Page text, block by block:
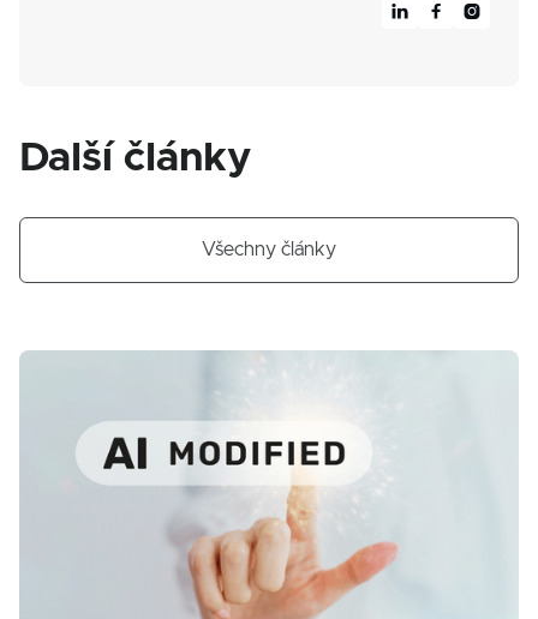
  
Další články
Všechny články